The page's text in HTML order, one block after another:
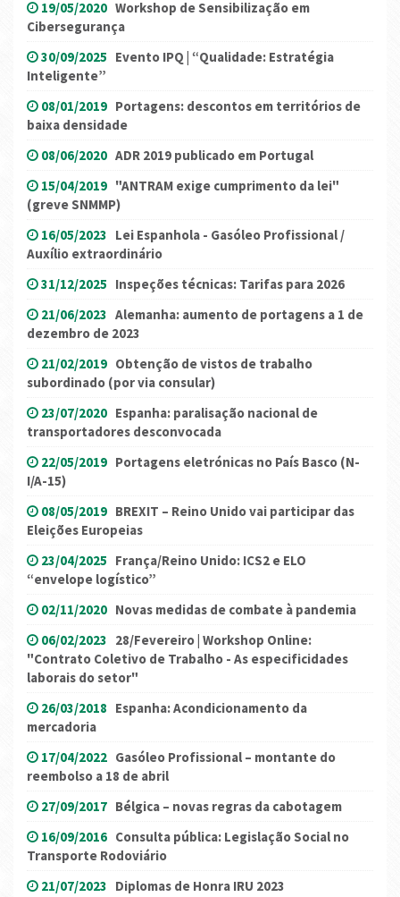
19/05/2020 Workshop de Sensibilização em
Cibersegurança
30/09/2025 Evento IPQ | “Qualidade: Estratégia
Inteligente”
08/01/2019 Portagens: descontos em territórios de
baixa densidade
08/06/2020 ADR 2019 publicado em Portugal
15/04/2019 "ANTRAM exige cumprimento da lei"
(greve SNMMP)
16/05/2023 Lei Espanhola - Gasóleo Profissional /
Auxílio extraordinário
31/12/2025 Inspeções técnicas: Tarifas para 2026
21/06/2023 Alemanha: aumento de portagens a 1 de
dezembro de 2023
21/02/2019 Obtenção de vistos de trabalho
subordinado (por via consular)
23/07/2020 Espanha: paralisação nacional de
transportadores desconvocada
22/05/2019 Portagens eletrónicas no País Basco (N-
I/A-15)
08/05/2019 BREXIT – Reino Unido vai participar das
Eleições Europeias
23/04/2025 França/Reino Unido: ICS2 e ELO
“envelope logístico”
02/11/2020 Novas medidas de combate à pandemia
06/02/2023 28/Fevereiro | Workshop Online:
"Contrato Coletivo de Trabalho - As especificidades
laborais do setor"
26/03/2018 Espanha: Acondicionamento da
mercadoria
17/04/2022 Gasóleo Profissional – montante do
reembolso a 18 de abril
27/09/2017 Bélgica – novas regras da cabotagem
16/09/2016 Consulta pública: Legislação Social no
Transporte Rodoviário
21/07/2023 Diplomas de Honra IRU 2023